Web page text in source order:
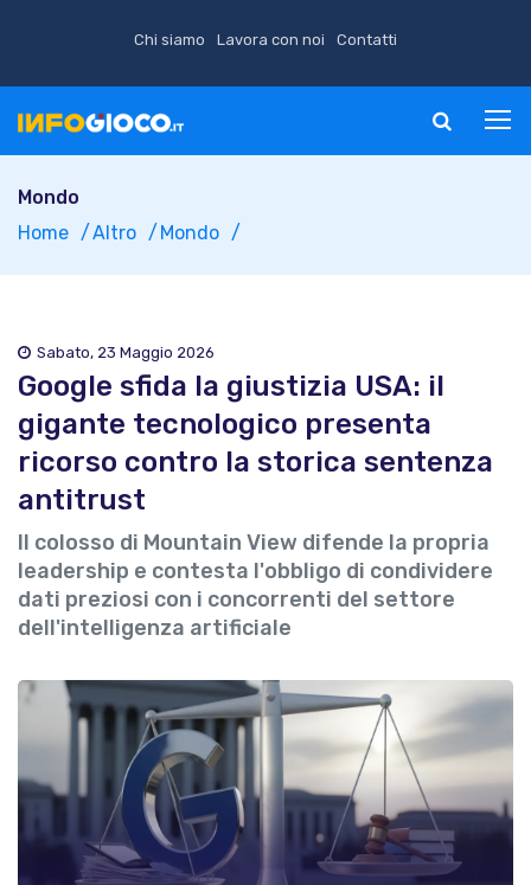
Chi siamo Lavora con noi Contatti
Mondo
Home
Altro Mondo
Sabato, 23 Maggio 2026
Google sfida la giustizia USA: il
gigante tecnologico presenta
ricorso contro la storica sentenza
antitrust
Il colosso di Mountain View difende la propria
leadership e contesta l'obbligo di condividere
dati preziosi con i concorrenti del settore
dell'intelligenza artificiale